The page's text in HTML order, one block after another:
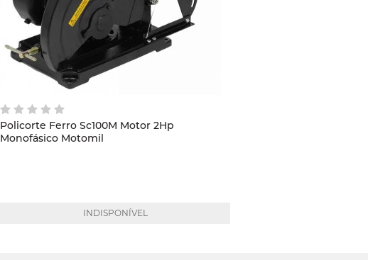
Policorte Ferro Sc100M Motor 2Hp
Monofásico Motomil
INDISPONÍVEL